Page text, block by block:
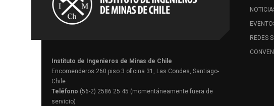
Instituto de Ingenieros de Minas de Chile
Encomenderos 260 piso 3 oficina 31, Las Condes, Santiago-
Chile.
Teléfono:(56-2) 2586 25 45 (momentáneamente fuera de
servicio)
REDES